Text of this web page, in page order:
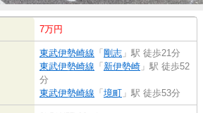
7万円
東武伊勢崎線 「 剛志 」駅 徒歩21分
東武伊勢崎線 「 新伊勢崎 」駅 徒歩52
分
東武伊勢崎線 「 境町 」駅 徒歩53分